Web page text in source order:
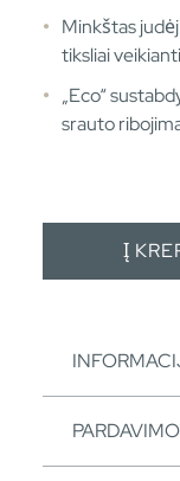
Minkštas
tiksliai
„Eco“
srauto
Į